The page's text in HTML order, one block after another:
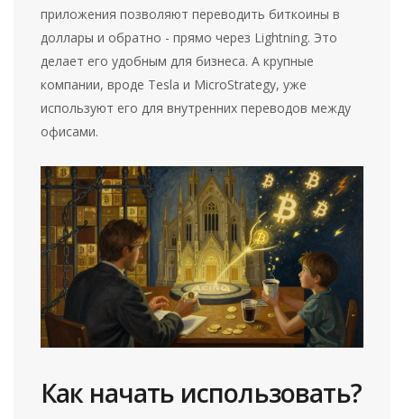
приложения позволяют переводить биткоины в
доллары и обратно - прямо через Lightning. Это
делает его удобным для бизнеса. А крупные
компании, вроде Tesla и MicroStrategy, уже
используют его для внутренних переводов между
офисами.
Как начать использовать?